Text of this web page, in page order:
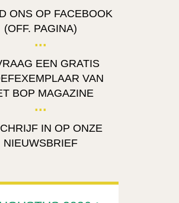
ONS OP FACEBOOK
(OFF. PAGINA)
EEN GRATIS
VAN
BOP MAGAZINE
IN OP ONZE
NIEUWSBRIEF